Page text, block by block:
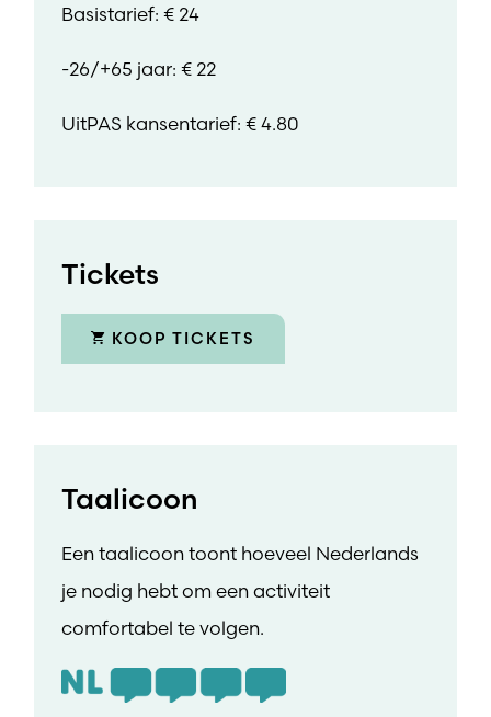
Basistarief: € 24
-26/+65 jaar: € 22
UitPAS kansentarief: € 4.80
Tickets
KOOP TICKETS
Taalicoon
Een taalicoon toont hoeveel Nederlands
je nodig hebt om een activiteit
comfortabel te volgen.